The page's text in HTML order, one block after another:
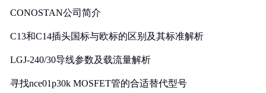
CONOSTAN公司简介
C13和C14插头国标与欧标的区别及其标准解析
LGJ-240/30导线参数及载流量解析
寻找nce01p30k MOSFET管的合适替代型号